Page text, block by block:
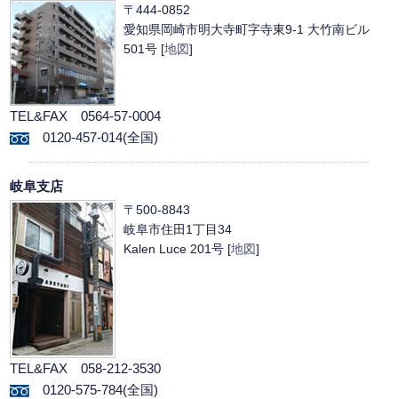
〒444-0852
愛知県岡崎市明大寺町字寺東9-1 大竹南ビル
501号 [地図]
TEL&FAX 0564-57-0004
0120-457-014(全国)
岐阜支店
〒500-8843
岐阜市住田1丁目34
Kalen Luce 201号 [地図]
TEL&FAX 058-212-3530
0120-575-784(全国)